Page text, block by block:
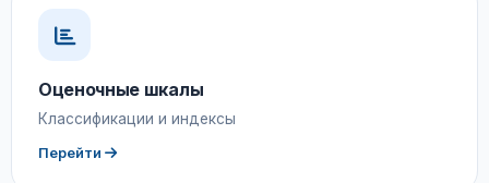
Оценочные шкалы
Классификации и индексы
Перейти